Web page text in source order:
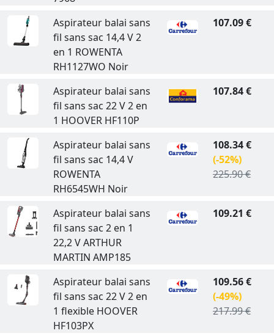
Aspirateur balai sans
fil sans sac 14,4 V 2
en 1 ROWENTA
RH1127WO Noir
107.09 €
Aspirateur balai sans
fil sans sac 22 V 2 en
1 HOOVER HF110P
107.84 €
Aspirateur balai sans
fil sans sac 14,4 V
ROWENTA
RH6545WH Noir
108.34 €
(-52%)
225.90 €
Aspirateur balai sans
fil sans sac 2 en 1
22,2 V ARTHUR
MARTIN AMP185
109.21 €
Aspirateur balai sans
fil sans sac 22 V 2 en
1 flexible HOOVER
HF103PX
109.56 €
(-49%)
217.99 €